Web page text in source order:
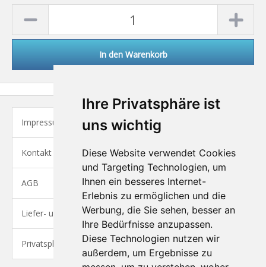
Ihre Privatsphäre ist
uns wichtig
Diese Website verwendet Cookies
und Targeting Technologien, um
Ihnen ein besseres Internet-
Erlebnis zu ermöglichen und die
Werbung, die Sie sehen, besser an
Ihre Bedürfnisse anzupassen.
Diese Technologien nutzen wir
außerdem, um Ergebnisse zu
In den Warenkorb
Impressum
Kontakt
AGB
Liefer- und Versandkosten
Privatsphäre und Datenschutz